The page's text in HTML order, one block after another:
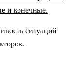
и конечные.
ситуаций